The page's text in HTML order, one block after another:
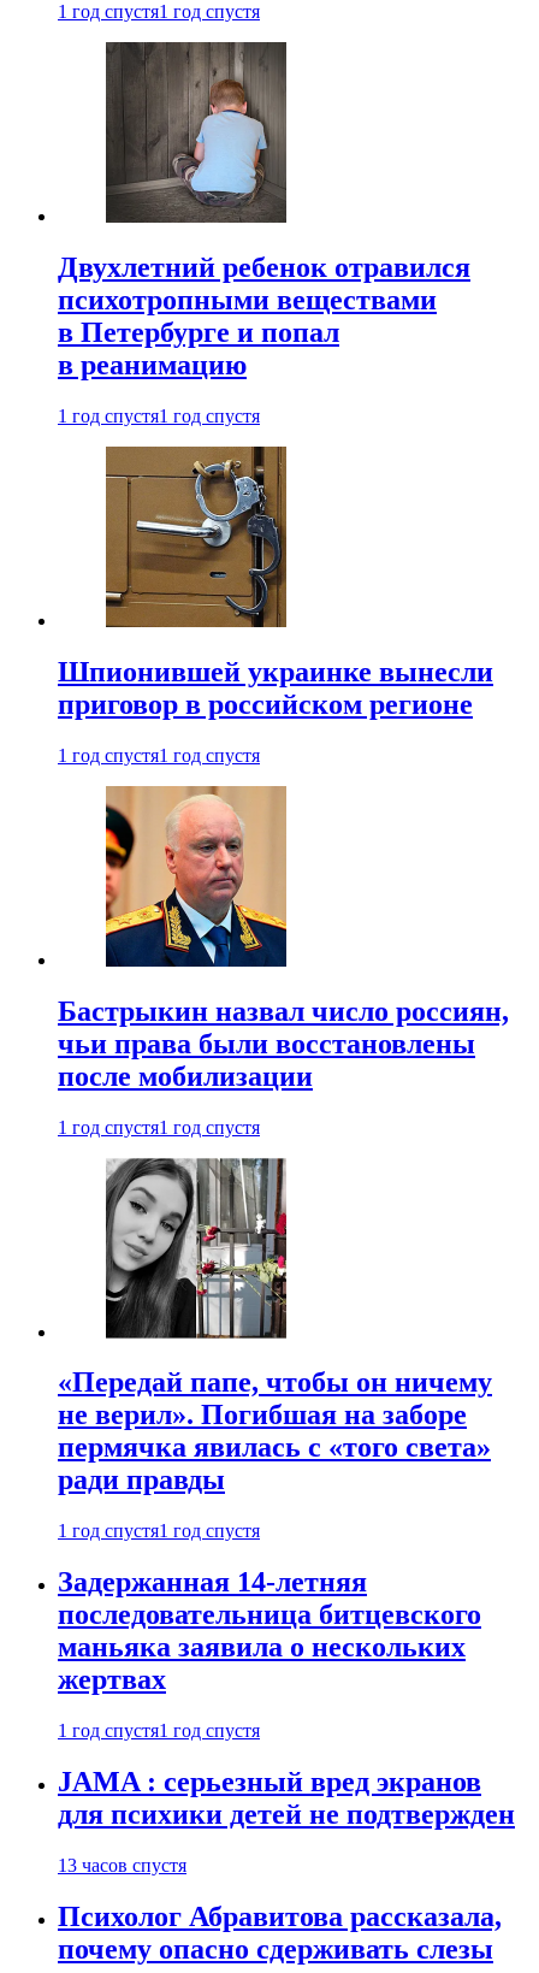
1 год спустя1 год спустя
Двухлетний ребенок отравился
психотропными веществами
в Петербурге и попал
в реанимацию
1 год спустя1 год спустя
Шпионившей украинке вынесли
приговор в российском регионе
1 год спустя1 год спустя
Бастрыкин назвал число россиян,
чьи права были восстановлены
после мобилизации
1 год спустя1 год спустя
«Передай папе, чтобы он ничему
не верил». Погибшая на заборе
пермячка явилась с «того света»
ради правды
1 год спустя1 год спустя
Задержанная 14-летняя
последовательница битцевского
маньяка заявила о нескольких
жертвах
1 год спустя1 год спустя
JAMA : серьезный вред экранов
для психики детей не подтвержден
13 часов спустя
Психолог Абравитова рассказала,
почему опасно сдерживать слезы